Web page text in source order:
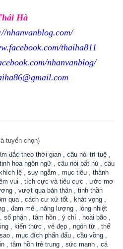
Hà
nhanvanblog.com/
thaiha811
nhanvanblog/
tuyển chọn)
đắc theo thời gian , câu nói trí tuệ ,
tinh hoa ngôn ngữ , câu nói bất hủ , câu
lệ , suy ngẫm , mục tiêu , thành
vui , tích cực và tiêu cực , ước mơ
, vượt qua bản thân , tinh thần
qua, cách cư xử tốt , khát vọng ,
, đam mê , năng lượng , lòng nhiệt
, số phận , tâm hồn , ý chí , hoài bão ,
, kiến thức , vẻ đẹp , ngôn từ , thế
, mục đích phấn đấu , cầu vồng ,
, tâm hồn trẻ trung , sức mạnh , cá